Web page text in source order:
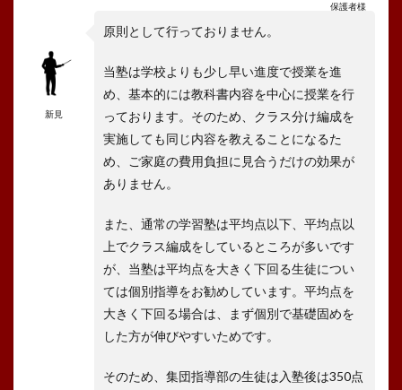
保護者様
新見
原則として行っておりません。
当塾は学校よりも少し早い進度で授業を進
め、基本的には教科書内容を中心に授業を行
っております。そのため、クラス分け編成を
実施しても同じ内容を教えることになるた
め、ご家庭の費用負担に見合うだけの効果が
ありません。
また、通常の学習塾は平均点以下、平均点以
上でクラス編成をしているところが多いです
が、当塾は平均点を大きく下回る生徒につい
ては個別指導をお勧めしています。平均点を
大きく下回る場合は、まず個別で基礎固めを
した方が伸びやすいためです。
そのため、集団指導部の生徒は入塾後は350点